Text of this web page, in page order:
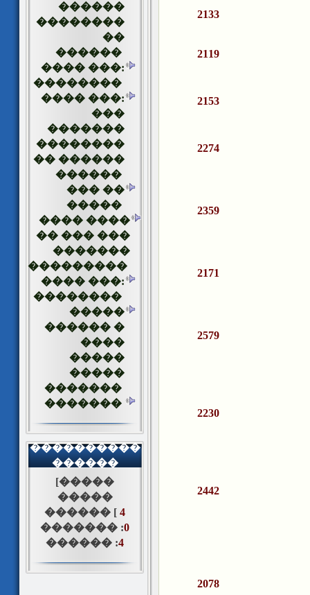
������
��������
��
������
���� ���:
��������
���� ���:
���
�������
��������
�� ������
������
��� ��
�����
���� ����
�� ��� ���
�������
���������
���� ���:
��������
�����
������ �
����
�����
�����
�������
�������
����������
������
[�����
�����
������ [ 4
������� :0
������ :4
2133
2119
2153
2274
2359
2171
2579
2230
2442
2078